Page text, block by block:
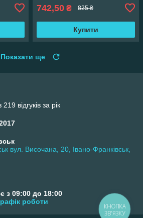
742,50 ₴ 825 ₴
Купити
Показати ще
відгуків за рік
вул. Височана, 20, Івано-Франківськ,
з 09:00 до 18:00
роботи
КНОПКА
ЗВ'ЯЗКУ